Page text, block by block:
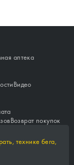
аптека
Видео
Возврат покупок
технике бега,